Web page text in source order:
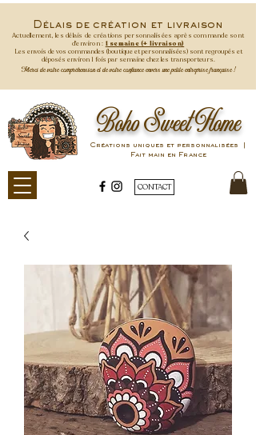
Délais de création et livraison
Actuellement, les délais de créations personnalisées après commande sont
d'environ : 1 semaine (+ livraison)
Les envois de vos commandes (boutique et personnalisées) sont regroupés et
déposés environ 1 fois par semainechez les transporteurs.
Merci de votre compréhension et de votre confiance envers une petite entreprise française !
Boho Sweet Home
Créations uniques et personnalisées |
Fait main en France
CONTACT